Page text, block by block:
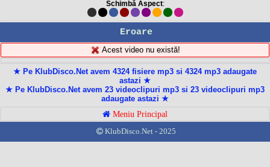
Schimbă Aspect:
Eroare
Acest video nu există!
★ Pe KlubDisco.Net avem 4324 fisiere mp3 si 4324 mp3 adaugate
astazi ★
★ Pe KlubDisco.Net avem 23 videoclipuri mp3 si 23 videoclipuri mp3
adaugate astazi ★
Meniu Principal
KlubDisco.Net - 2025